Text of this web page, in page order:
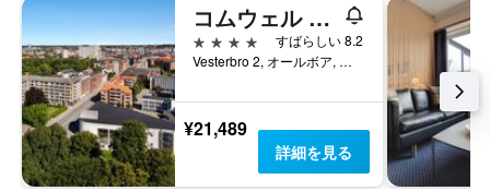
コムウェル フヴィデ フス オールボー、ドルチェ バイ ウィンダム
4つ星
すばらしい 8.2
Vesterbro 2, オールボア, 北ユラン地域, デンマーク
¥21,489
詳細を見る